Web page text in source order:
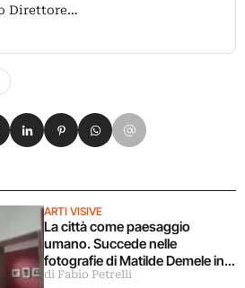
Direttore…
ARTI VISIVE
La città come paesaggio
umano. Succede nelle
fotografie di Matilde Demele in
mostra a Roma
di Fabio Petrelli
su Facebook
su X
Condividi su LinkedIn
Condividi su Pinterest
Condividi su WhatsApp
Condividi su Email